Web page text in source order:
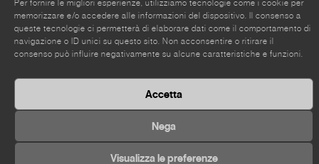
Per fornire le migliori esperienze, utilizziamo tecnologie come i cookie per
memorizzare e/o accedere alle informazioni del dispositivo. Il consenso a
queste tecnologie ci permetterà di elaborare dati come il comportamento di
navigazione o ID unici su questo sito. Non acconsentire o ritirare il
consenso può influire negativamente su alcune caratteristiche e funzioni.
Accetta
Nega
Visualizza le preferenze
Il sito è stato rinnovato da poco, alcune parti potrebbero
©2026 Kou Gallery